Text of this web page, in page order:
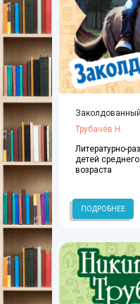
Заколдованный
Трубачёв Н.
Литературно-
детей
возраста
ПОДРОБНЕЕ